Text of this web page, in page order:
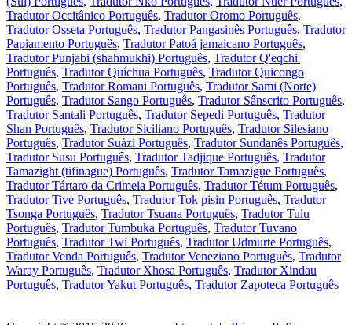
Tradutor Occitânico Português, Tradutor Oromo Português,
Tradutor Osseta Português, Tradutor Pangasinês Português, Tradutor
Papiamento Português, Tradutor Patoá jamaicano Português,
Tradutor Punjabi (shahmukhi) Português, Tradutor Q'eqchi'
Português, Tradutor Quíchua Português, Tradutor Quicongo
Português, Tradutor Romani Português, Tradutor Sami (Norte)
Português, Tradutor Sango Português, Tradutor Sânscrito Português,
Tradutor Santali Português, Tradutor Sepedi Português, Tradutor
Shan Português, Tradutor Siciliano Português, Tradutor Silesiano
Português, Tradutor Suázi Português, Tradutor Sundanês Português,
Tradutor Susu Português, Tradutor Tadjique Português, Tradutor
Tamazight (tifinague) Português, Tradutor Tamazigue Português,
Tradutor Tártaro da Crimeia Português, Tradutor Tétum Português,
Tradutor Tive Português, Tradutor Tok pisin Português, Tradutor
Tsonga Português, Tradutor Tsuana Português, Tradutor Tulu
Português, Tradutor Tumbuka Português, Tradutor Tuvano
Português, Tradutor Twi Português, Tradutor Udmurte Português,
Tradutor Venda Português, Tradutor Veneziano Português, Tradutor
Waray Português, Tradutor Xhosa Português, Tradutor Xindau
Português, Tradutor Yakut Português, Tradutor Zapoteca Português